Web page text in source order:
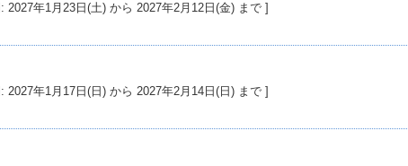
[ 参加募集期間: 2027年1月23日(土) から 2027年2月12日(金) まで ]
[ 参加募集期間: 2027年1月17日(日) から 2027年2月14日(日) まで ]